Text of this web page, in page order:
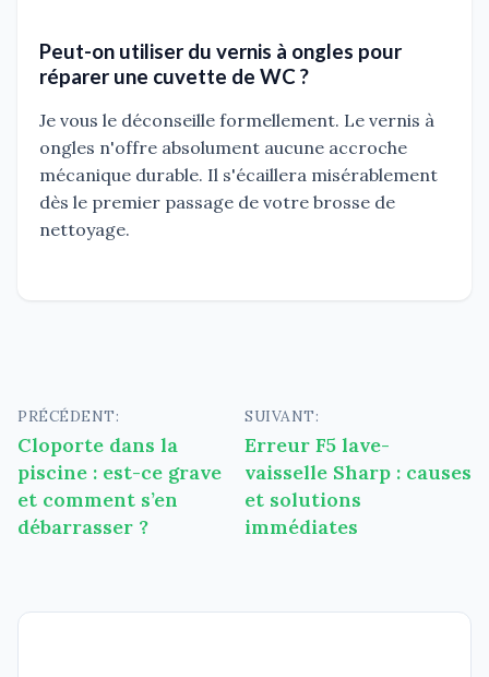
Peut-on utiliser du vernis à ongles pour
réparer une cuvette de WC ?
Je vous le déconseille formellement. Le vernis à
ongles n'offre absolument aucune accroche
mécanique durable. Il s'écaillera misérablement
dès le premier passage de votre brosse de
nettoyage.
Navigation
de
l’article
PRÉCÉDENT:
Cloporte dans la
piscine : est-ce grave
et comment s’en
débarrasser ?
SUIVANT:
Erreur F5 lave-
vaisselle Sharp : causes
et solutions
immédiates